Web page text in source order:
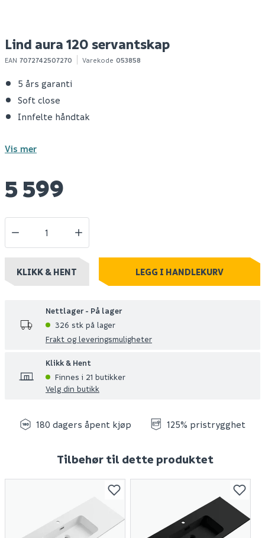
Lind aura 120 servantskap
EAN 7072742507270 Varekode 053858
5 års garanti
Soft close
Innfelte håndtak
Vis mer
5 599
KLIKK & HENT LEGG I HANDLEKURV
Nettlager - På lager
326 stk på lager
Frakt og leveringsmuligheter
Klikk & Hent
Finnes i 21 butikker
Velg din butikk
180 dagers åpent kjøp 125% pristrygghet
Tilbehør til dette produktet